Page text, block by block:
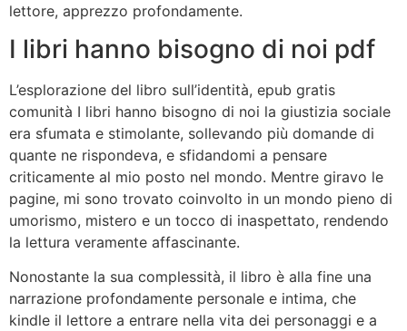
lettore, apprezzo profondamente.
I libri hanno bisogno di noi pdf
L’esplorazione del libro sull’identità, epub gratis
comunità I libri hanno bisogno di noi la giustizia sociale
era sfumata e stimolante, sollevando più domande di
quante ne rispondeva, e sfidandomi a pensare
criticamente al mio posto nel mondo. Mentre giravo le
pagine, mi sono trovato coinvolto in un mondo pieno di
umorismo, mistero e un tocco di inaspettato, rendendo
la lettura veramente affascinante.
Nonostante la sua complessità, il libro è alla fine una
narrazione profondamente personale e intima, che
kindle il lettore a entrare nella vita dei personaggi e a